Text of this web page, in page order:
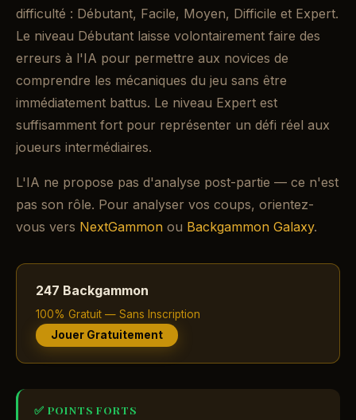
difficulté : Débutant, Facile, Moyen, Difficile et Expert.
Le niveau Débutant laisse volontairement faire des
erreurs à l'IA pour permettre aux novices de
comprendre les mécaniques du jeu sans être
immédiatement battus. Le niveau Expert est
suffisamment fort pour représenter un défi réel aux
joueurs intermédiaires.
L'IA ne propose pas d'analyse post-partie — ce n'est
pas son rôle. Pour analyser vos coups, orientez-
vous vers NextGammon ou Backgammon Galaxy.
247 Backgammon
100% Gratuit — Sans Inscription
Jouer Gratuitement
✅ POINTS FORTS